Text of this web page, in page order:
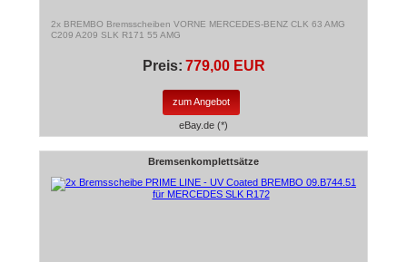
2x BREMBO Bremsscheiben VORNE MERCEDES-BENZ CLK 63 AMG
C209 A209 SLK R171 55 AMG
Preis: 779,00 EUR
zum Angebot
eBay.de (*)
Bremsenkomplettsätze